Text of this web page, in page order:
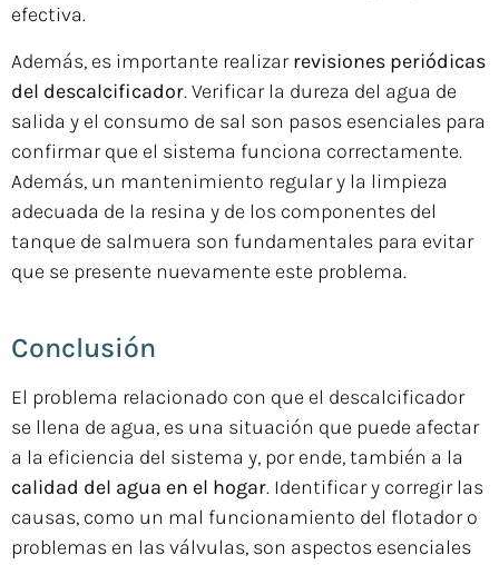
efectiva.
Además, es importante realizarrevisiones periódicas
del descalcificador. Verificar la dureza del agua de
salida y el consumo de sal son pasos esenciales para
confirmar que el sistema funciona correctamente.
Además, un mantenimiento regular y la limpieza
adecuada de la resina y de los componentes del
tanque de salmuera son fundamentales para evitar
que se presente nuevamente este problema.
Conclusión
El problema relacionado con que el descalcificador
se llena de agua, es una situación que puede afectar
a la eficiencia del sistema y, por ende, también a la
calidad del agua en el hogar. Identificar y corregir las
causas, como un mal funcionamiento del flotador o
problemas en las válvulas, son aspectos esenciales